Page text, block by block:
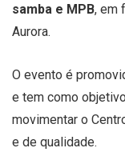
samba e MPB, em
Aurora.
O evento é
e tem como
movimentar o
e de qualidade.